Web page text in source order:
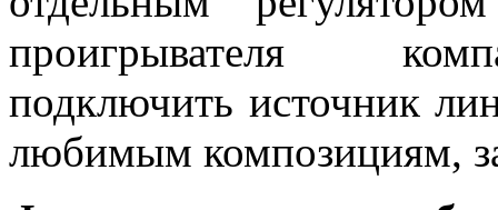
проигрывателя
подключить источник
любимым композициям,